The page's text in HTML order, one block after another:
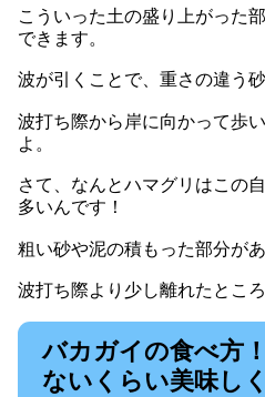
こういった土の盛り上がった
できます。
波が引くことで、重さの違う
波打ち際から岸に向かって歩
よ。
さて、なんとハマグリはこの
多いんです！
粗い砂や泥の積もった部分が
波打ち際より少し離れたとこ
バカガイの食べ方
ないくらい美味し